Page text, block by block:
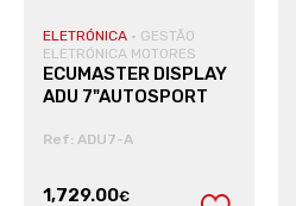
ELETRÓNICA · GESTÃO
ELETRÓNICA MOTORES
ECUMASTER DISPLAY
ADU 7"AUTOSPORT
Ref: ADU7-A
1,729.00€